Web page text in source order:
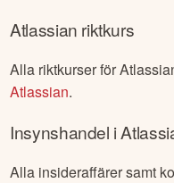
Atlassian riktkurs
Alla riktkurser för
Atlassian.
Insynshandel i
Alla insideraffärer samt